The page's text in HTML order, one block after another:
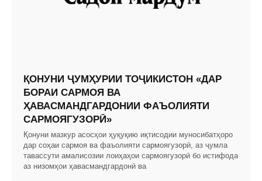
ҚОНУНИ ҶУМҲУРИИ ТОҶИКИСТОН «ДАР
БОРАИ САРМОЯ ВА
ҲАВАСМАНДГАРДОНИИ ФАЪОЛИЯТИ
САРМОЯГУЗОРӢ»
Қонуни мазкур асосҳои ҳуқуқию иқтисодии муносибатҳоро
дар соҳаи сармоя ва фаъолияти сармоягузорӣ, аз ҷумла
тавассути амалисозии лоиҳаҳои сармоягузорӣ бо истифода
аз низомҳои ҳавасмандгардонӣ ва